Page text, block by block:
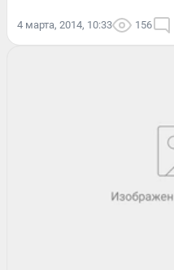
4 марта, 2014, 10:33 156